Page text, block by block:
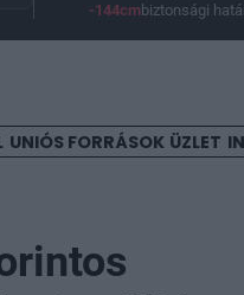
-144cm biztonsági
UNIÓS FORRÁSOK ÜZLET